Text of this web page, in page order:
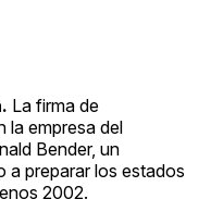
La firma de
la empresa del
Bender, un
a preparar los estados
2002.